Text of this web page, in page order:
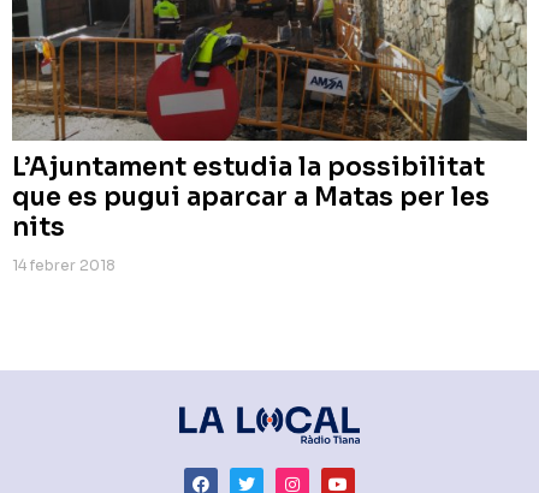
L’Ajuntament estudia la possibilitat
que es pugui aparcar a Matas per les
nits
14 febrer 2018